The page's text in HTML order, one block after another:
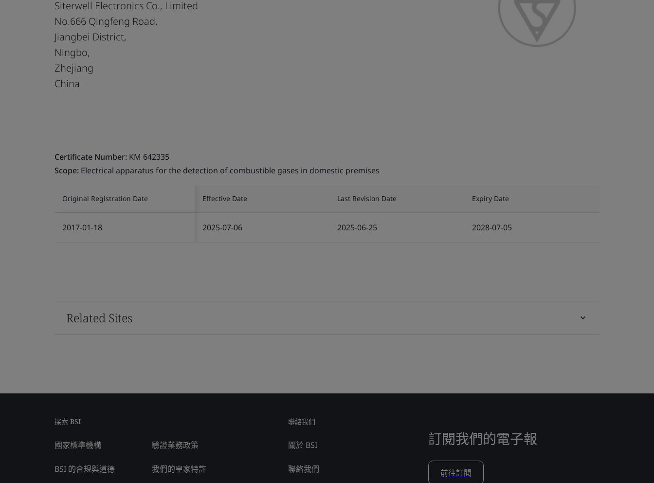
Siterwell Electronics Co., Limited
No.666 Qingfeng Road,
Jiangbei District,
Ningbo,
Zhejiang
China
Certificate Number: KM 642335
Scope: Electrical apparatus for the detection of combustible gases in domestic premises
Original Registration Date Effective Date Last Revision Date Expiry Date
2017-01-18 2025-07-06 2025-06-25 2028-07-05
Related Sites
探索 BSI
國家標準機構
BSI 的合規與道德
驗證業務政策
我們的皇家特許
聯絡我們
關於 BSI
聯絡我們
訂閱我們的電子報
前往訂閱